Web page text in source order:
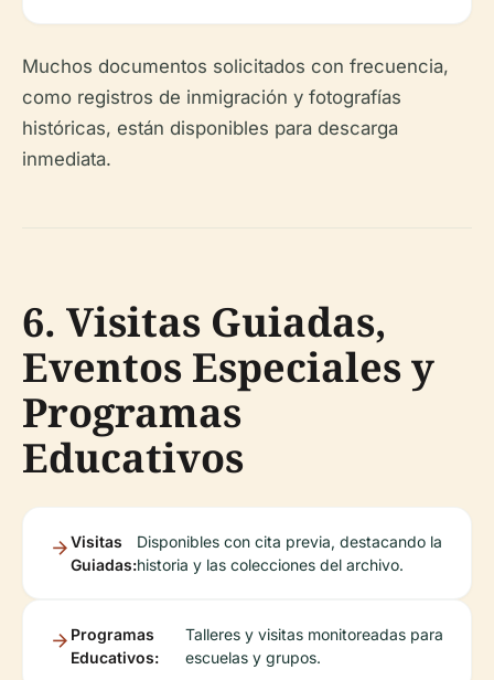
Muchos documentos solicitados con frecuencia,
como registros de inmigración y fotografías
históricas, están disponibles para descarga
inmediata.
6. Visitas Guiadas,
Eventos Especiales y
Programas
Educativos
Visitas
Guiadas:
Disponibles con cita previa, destacando la
historia y las colecciones del archivo.
Programas
Educativos:
Talleres y visitas monitoreadas para
escuelas y grupos.